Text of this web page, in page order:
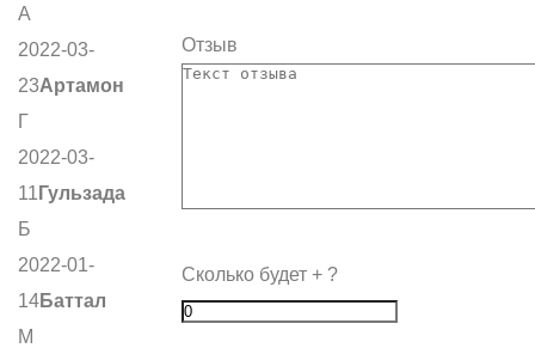
А
2022-03-
23Артамон
Г
2022-03-
11 Гульзада
Б
2022-01-
14Баттал
М
Отзыв
Сколько будет + ?